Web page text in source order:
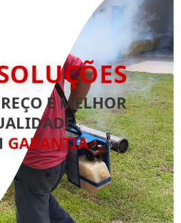
E MELHOR
GARANTIA